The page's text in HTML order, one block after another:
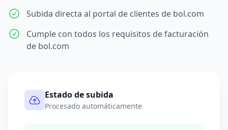
Subida directa al portal de clientes de bol.com
Cumple con todos los requisitos de facturación
de bol.com
Estado de subida
Procesado automáticamente